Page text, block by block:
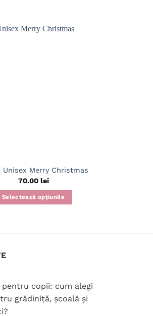
Unisex Merry Christmas
70.00 lei
Selectează opțiunile
pot
fi
copii: cum alegi
grădiniță, școală și